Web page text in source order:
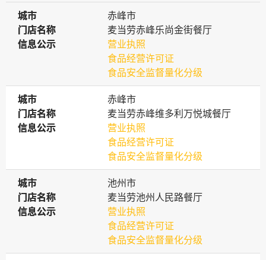
城市
城市
赤峰市
门店名称
门店名称
麦当劳赤峰乐尚金街餐厅
信息公示
信息公示
营业执照
食品经营许可证
食品安全监督量化分级
城市
城市
赤峰市
门店名称
门店名称
麦当劳赤峰维多利万悦城餐厅
信息公示
信息公示
营业执照
食品经营许可证
食品安全监督量化分级
城市
城市
池州市
门店名称
门店名称
麦当劳池州人民路餐厅
信息公示
信息公示
营业执照
食品经营许可证
食品安全监督量化分级